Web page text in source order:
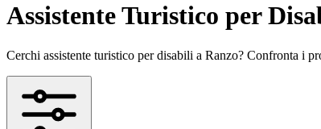
Assistente Turistico per
Cerchi assistente turistico per disabili a Ranzo? Confronta i